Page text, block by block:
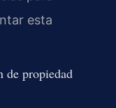
esta
de propiedad